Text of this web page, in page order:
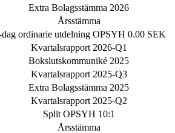
Extra Bolagsstämma 2026
Årsstämma
ordinarie utdelning OPSYH 0.00 SEK
Kvartalsrapport 2026-Q1
Bokslutskommuniké 2025
Kvartalsrapport 2025-Q3
Extra Bolagsstämma 2025
Kvartalsrapport 2025-Q2
Split OPSYH 10:1
Årsstämma